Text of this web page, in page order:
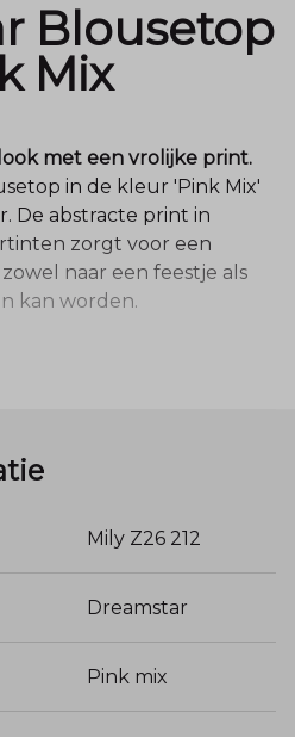
Blousetop
Mix
met een vrolijke print.
in de kleur 'Pink Mix'
De abstracte print in
zorgt voor een
naar een feestje als
kan worden.
heerlijk koel aan op de
stijgt.
halflange mouwen. De top
om het lichaam te
creëert het een subtiel
zeer flatterend werkt.
Mily Z26 212
Dreamstar
Pink mix